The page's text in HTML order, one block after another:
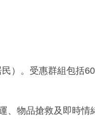
）。受惠群組包括
物品搶救及即時情